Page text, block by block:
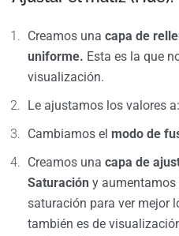
Creamos una capa de
uniforme. Esta es la que
visualización.
Le ajustamos los valores
Cambiamos el modo de
Creamos una capa de
Saturación y aumentamos
saturación para ver mejor
también es de